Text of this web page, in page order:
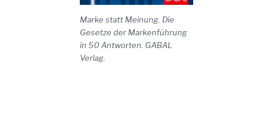
Marke statt Meinung. Die
Gesetze der Markenführung
in 50 Antworten. GABAL
Verlag.